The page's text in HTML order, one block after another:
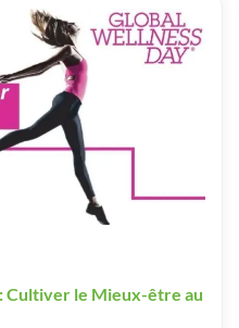
Cultiver le Mieux-être au